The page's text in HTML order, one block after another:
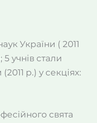
України ( 2011
учнів стали
р.) у секціях:
свята